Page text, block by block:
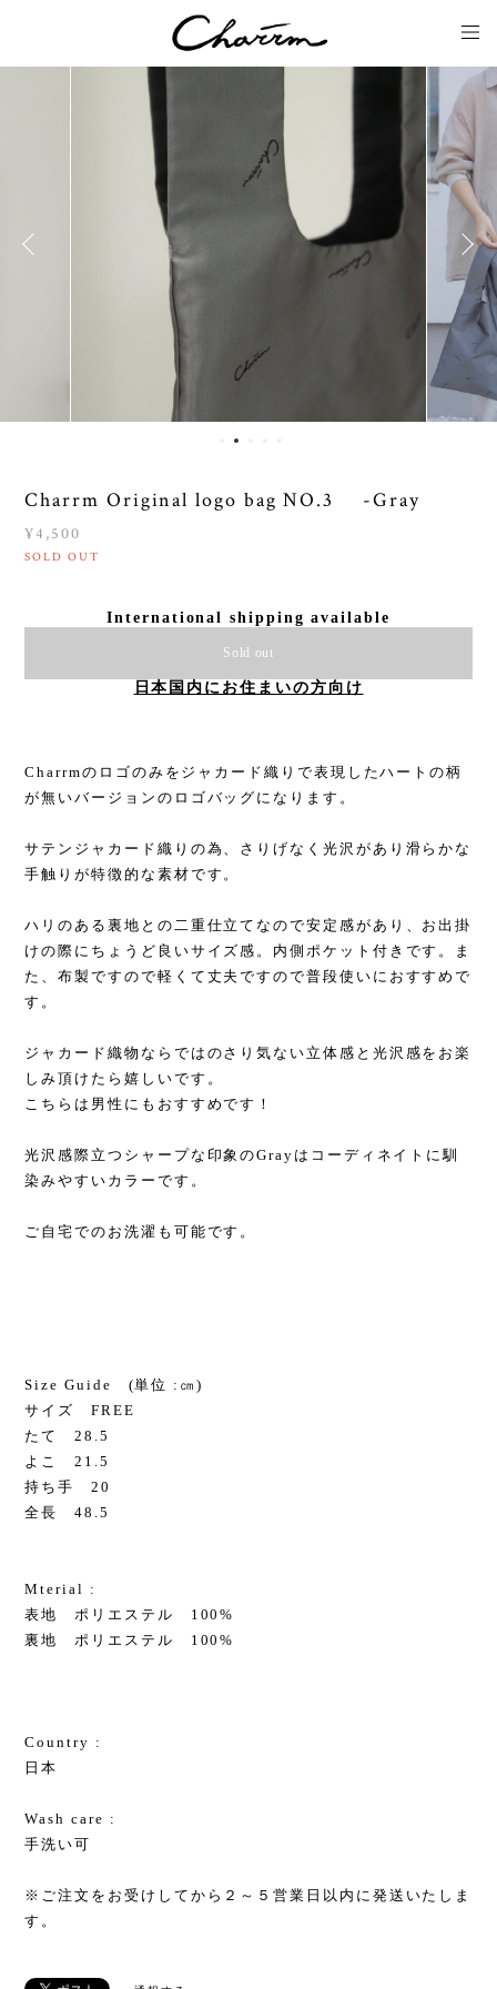
Charrm Original logo bag NO.3 -Gray
¥4,500
SOLD OUT
International shipping available
Sold out
日本国内にお住まいの方向け
Charrmのロゴのみをジャカード織りで表現したハートの柄
が無いバージョンのロゴバッグになります。
サテンジャカード織りの為、さりげなく光沢があり滑らかな
手触りが特徴的な素材です。
ハリのある裏地との二重仕立てなので安定感があり、お出掛
けの際にちょうど良いサイズ感。内側ポケット付きです。ま
た、布製ですので軽くて丈夫ですので普段使いにおすすめで
す。
ジャカード織物ならではのさり気ない立体感と光沢感をお楽
しみ頂けたら嬉しいです。
こちらは男性にもおすすめです！
光沢感際立つシャープな印象のGrayはコーディネイトに馴
染みやすいカラーです。
ご自宅でのお洗濯も可能です。
Size Guide (単位 :㎝)
サイズ FREE
たて 28.5
よこ 21.5
持ち手 20
全長 48.5
Mterial :
表地 ポリエステル 100%
裏地 ポリエステル 100%
Country :
日本
Wash care :
手洗い可
※ご注文をお受けしてから２～５営業日以内に発送いたしま
す。